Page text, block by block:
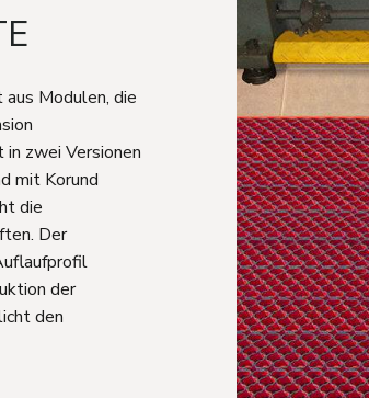
Modulen, die
in zwei Versionen
mit Korund
die
Der
der
den